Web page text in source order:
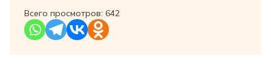
Всего просмотров: 642